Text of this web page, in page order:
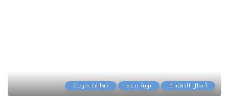
أعمال الدهانات بوية بجده دهانات خارجية